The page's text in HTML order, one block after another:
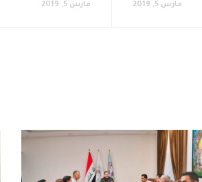
مارس 5, 2019 مارس 5, 2019